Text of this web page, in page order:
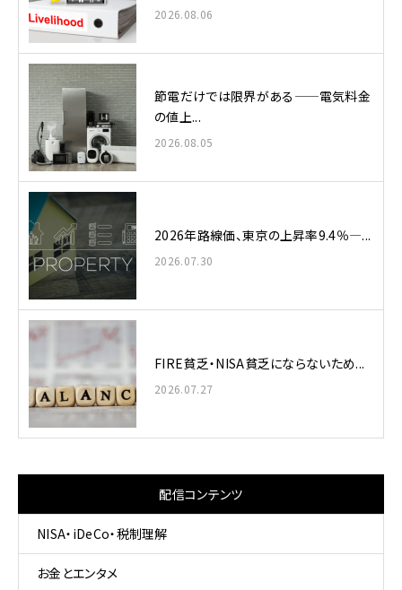
2026.08.06
節電だけでは限界がある——電気料金
の値上...
2026.08.05
2026年路線価、東京の上昇率9.4％—...
2026.07.30
FIRE貧乏・NISA貧乏にならないため...
2026.07.27
配信コンテンツ
NISA・iDeCo・税制理解
お金とエンタメ